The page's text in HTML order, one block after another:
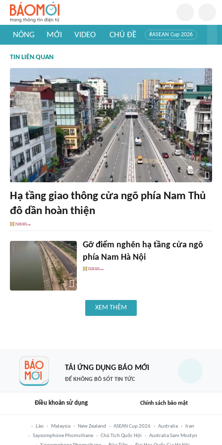
NÓNG MỚI VIDEO CHỦ ĐỀ #ASEAN Cup 2026
#Khám phá thế giới
TIN LIÊN QUAN
Hạ tầng giao thông cửa ngõ phía Nam Thủ
đô dần hoàn thiện
Gỡ điểm nghẽn hạ tầng cửa ngõ
phía Nam Hà Nội
XEM THÊM
TẢI ỨNG DỤNG BÁO MỚI
ĐỂ KHÔNG BỎ SÓT TIN TỨC
Điều khoản sử dụng Chính sách bảo mật
Lào Malaysia New Zealand ASEAN Cup 2026 Australia
Iran
Saysomphone Phomvihane
Chủ Tịch Quốc Hội
Australia Sam Mostyn